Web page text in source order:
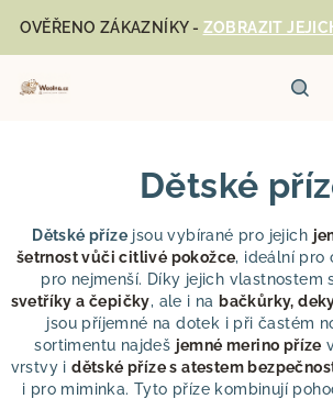
obsah
OVĚŘENO ZÁKAZNÍKY - ZOBRAZIT
Dětské
Dětské příze jsou vybírané pro jejich
šetrnost vůči citlivé pokožce, ideální pro
pro nejmenší. Díky jejich vlastnostem
svetříky a čepičky, ale i na bačkůrky,
jsou příjemné na dotek i při častém
sortimentu najdeš jemné merino příze
vrstvy idětské příze s atestem
i pro miminka. Tyto příze kombinují